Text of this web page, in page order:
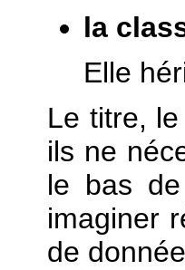
la
Elle
Le titre,
ils ne
le bas
imaginer
de